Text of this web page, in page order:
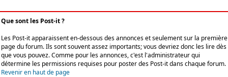
Que sont les Post-it ?
Les Post-it apparaissent en-dessous des annonces et seulement sur la première
page du forum. Ils sont souvent assez importants; vous devriez donc les lire dès
que vous pouvez. Comme pour les annonces, c'est l'administrateur qui
détermine les permissions requises pour poster des Post-it dans chaque forum.
Revenir en haut de page